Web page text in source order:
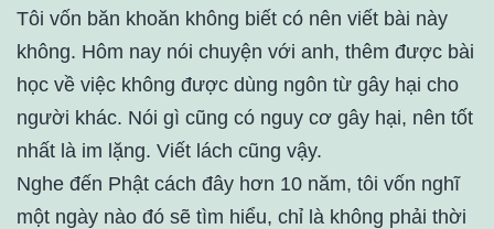
Tôi vốn băn khoăn không biết có nên viết bài này
không. Hôm nay nói chuyện với anh, thêm được bài
học về việc không được dùng ngôn từ gây hại cho
người khác. Nói gì cũng có nguy cơ gây hại, nên tốt
nhất là im lặng. Viết lách cũng vậy.
Nghe đến Phật cách đây hơn 10 năm, tôi vốn nghĩ
một ngày nào đó sẽ tìm hiểu, chỉ là không phải thời